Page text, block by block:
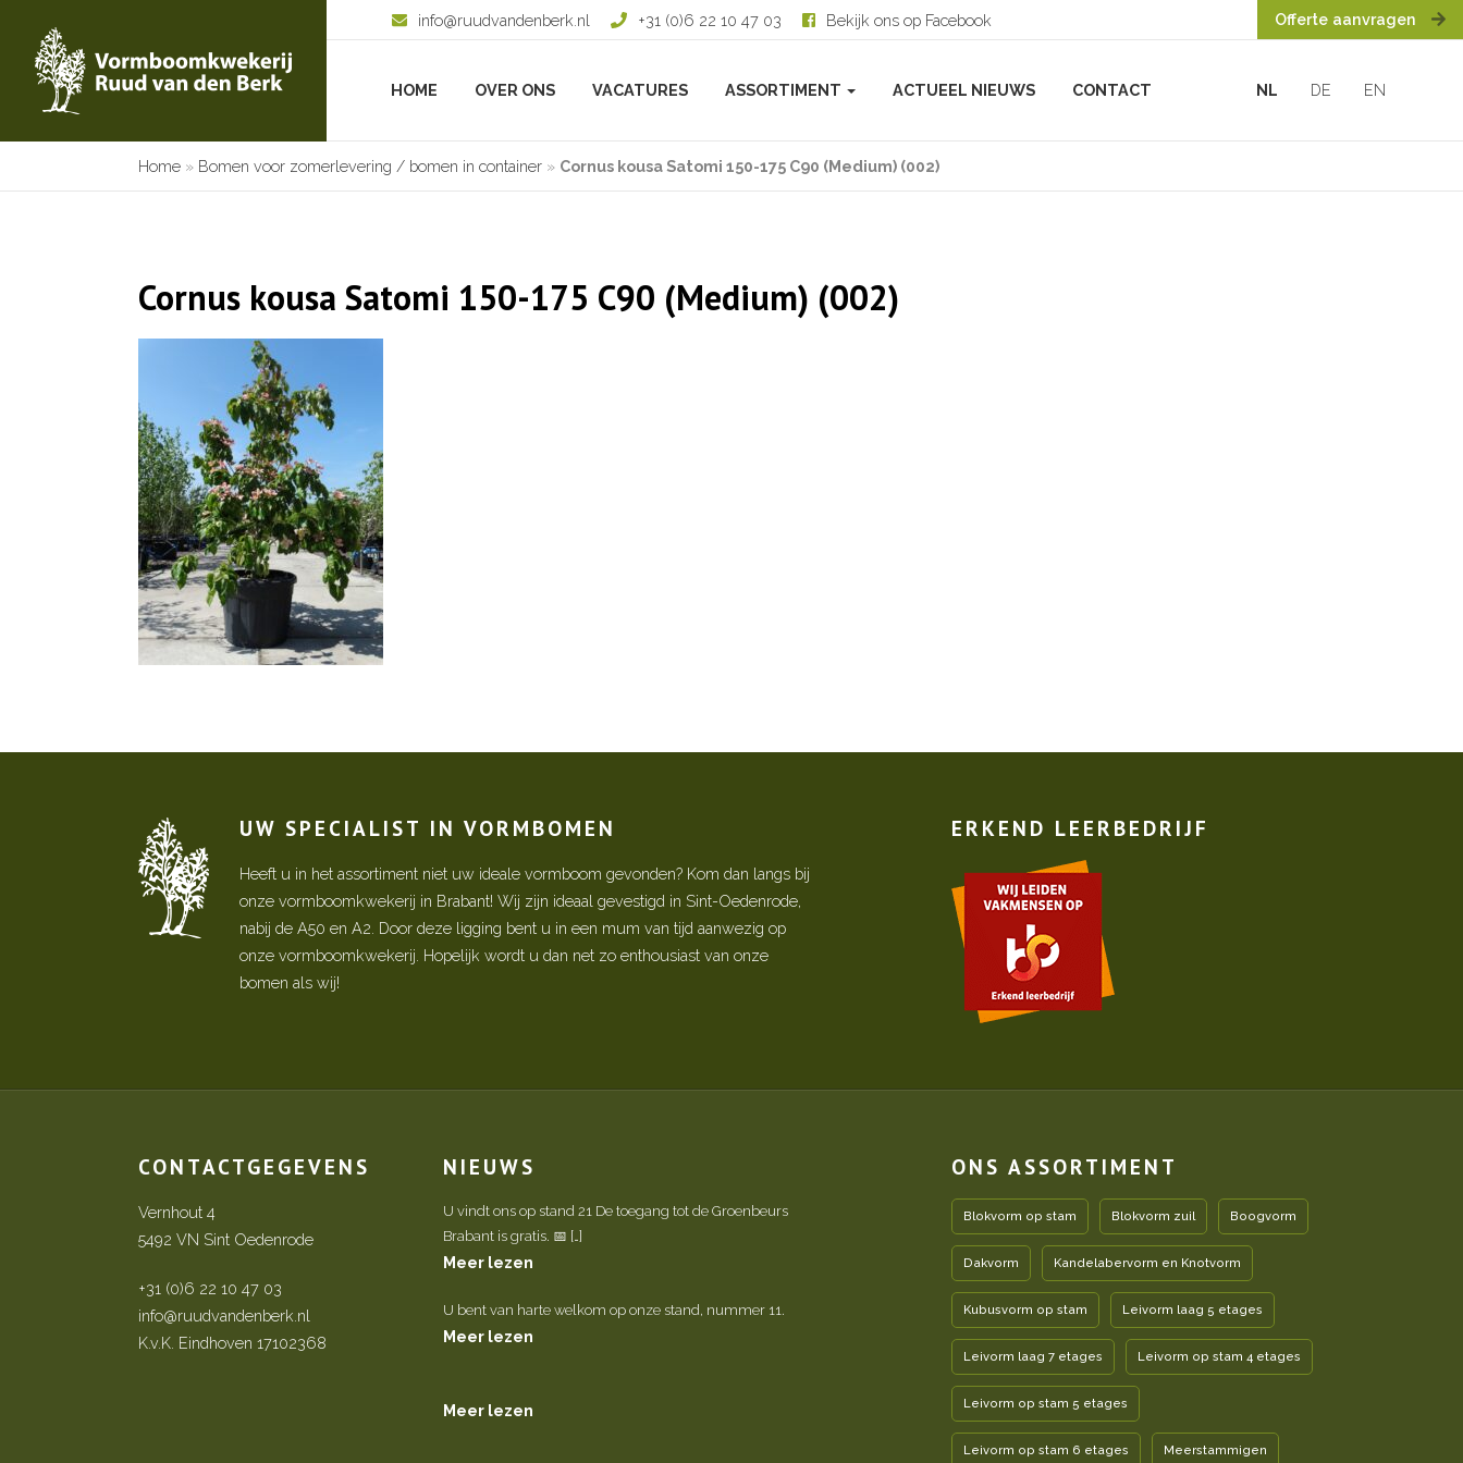
info@ruudvandenberk.nl +31 (0)6 22 10 47 03 Bekijk ons op Facebook Offerte aanvragen
HOME OVER ONS VACATURES ASSORTIMENT ACTUEEL NIEUWS CONTACT NL DE EN
Home » Bomen voor zomerlevering / bomen in container » Cornus kousa Satomi 150-175 C90 (Medium) (002)
Cornus kousa Satomi 150-175 C90 (Medium) (002)
UW SPECIALIST IN VORMBOMEN
Heeft u in het assortiment niet uw ideale vormboom gevonden? Kom dan langs bij
onze vormboomkwekerij in Brabant! Wij zijn ideaal gevestigd in Sint-Oedenrode,
nabij de A50 en A2. Door deze ligging bent u in een mum van tijd aanwezig op
onze vormboomkwekerij. Hopelijk wordt u dan net zo enthousiast van onze
bomen als wij!
ERKEND LEERBEDRIJF
CONTACTGEGEVENS
Vernhout 4
5492 VN Sint Oedenrode
+31 (0)6 22 10 47 03
info@ruudvandenberk.nl
K.v.K. Eindhoven 17102368
NIEUWS
U vindt ons op stand 21 De toegang tot de Groenbeurs
Brabant is gratis. 📅 […]
Meer lezen
U bent van harte welkom op onze stand, nummer 11.
Meer lezen
Meer lezen
ONS ASSORTIMENT
Blokvorm op stam Blokvorm zuil Boogvorm
Dakvorm Kandelabervorm en Knotvorm
Kubusvorm op stam Leivorm laag 5 etages
Leivorm laag 7 etages Leivorm op stam 4 etages
Leivorm op stam 5 etages
Leivorm op stam 6 etages Meerstammigen